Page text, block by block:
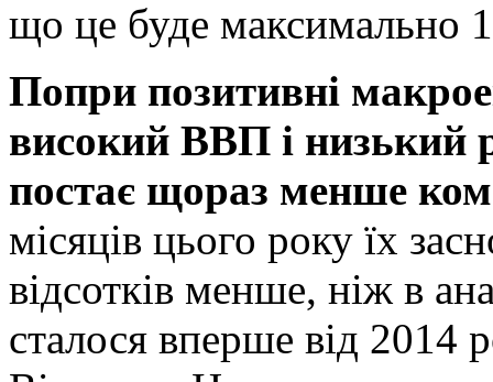
що це буде максимально
Попри позитивні
високий ВВП і низький
постає щораз менше
місяців цього року їх
відсотків менше, ніж в
сталося вперше від 2014